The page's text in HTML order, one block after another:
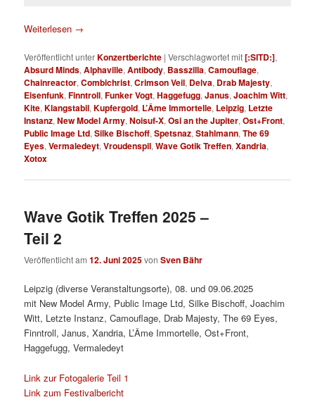
Weiterlesen →
Veröffentlicht unterKonzertberichte |Verschlagwortet mit[:SITD:],
Absurd Minds,Alphaville,Antibody, Basszilla,Camouflage,
Chainreactor,Combichrist,Crimson Veil, Delva, Drab Majesty,
Eisenfunk,Finntroll,Funker Vogt,Haggefugg,Janus,Joachim Witt,
Kite,Klangstabil,Kupfergold, L’Âme Immortelle, Leipzig, Letzte
Instanz,New Model Army,Noisuf-X,Osi an the Jupiter,Ost+Front,
Public Image Ltd,Silke Bischoff,Spetsnaz,Stahlmann,The 69
Eyes,Vermaledeyt,Vroudenspil,Wave Gotik Treffen,Xandria,
Xotox
Wave Gotik Treffen 2025 –
Teil 2
Veröffentlicht am12. Juni 2025vonSven Bähr
Leipzig (diverse Veranstaltungsorte), 08. und 09.06.2025
mit New Model Army, Public Image Ltd, Silke Bischoff, Joachim
Witt, Letzte Instanz, Camouflage, Drab Majesty, The 69 Eyes,
Finntroll, Janus, Xandria, L’Âme Immortelle, Ost+Front,
Haggefugg, Vermaledeyt
Link zur Fotogalerie Teil 1
Link zum Festivalbericht